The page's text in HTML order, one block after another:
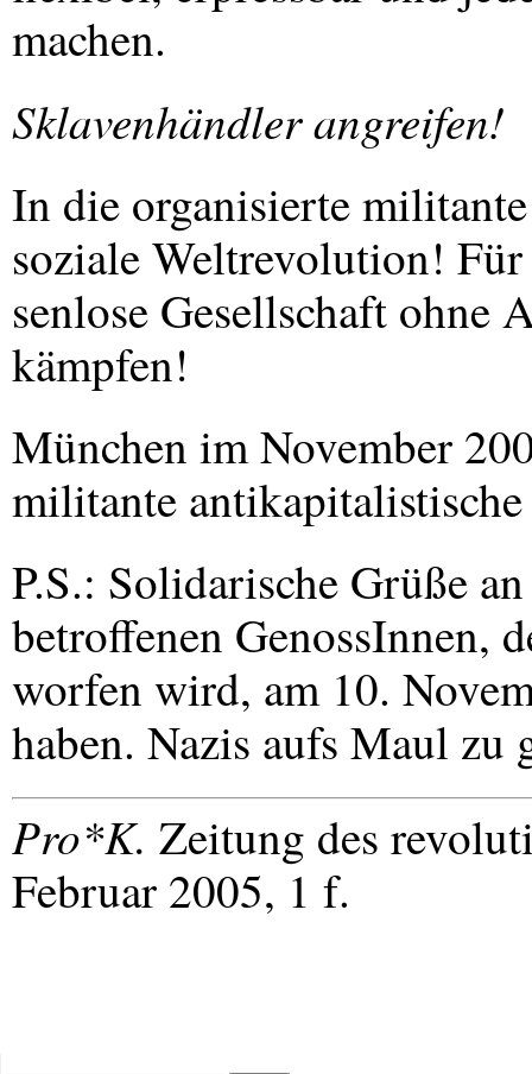
machen.
Sklavenhändler angreifen!
In die organisierte
soziale Weltrevolution!
senlose Gesellschaft ohne
kämpfen!
München im November
militante
P.S.: Solidarische Grüße
betroffenen GenossInnen,
worfen wird, am 10.
haben. Nazis aufs Maul
Pro*K. Zeitung des
Februar 2005, 1 f.